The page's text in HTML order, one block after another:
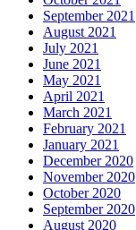
September 2021
August 2021
July 2021
June 2021
May 2021
April 2021
March 2021
February 2021
January 2021
December 2020
November 2020
October 2020
September 2020
August 2020